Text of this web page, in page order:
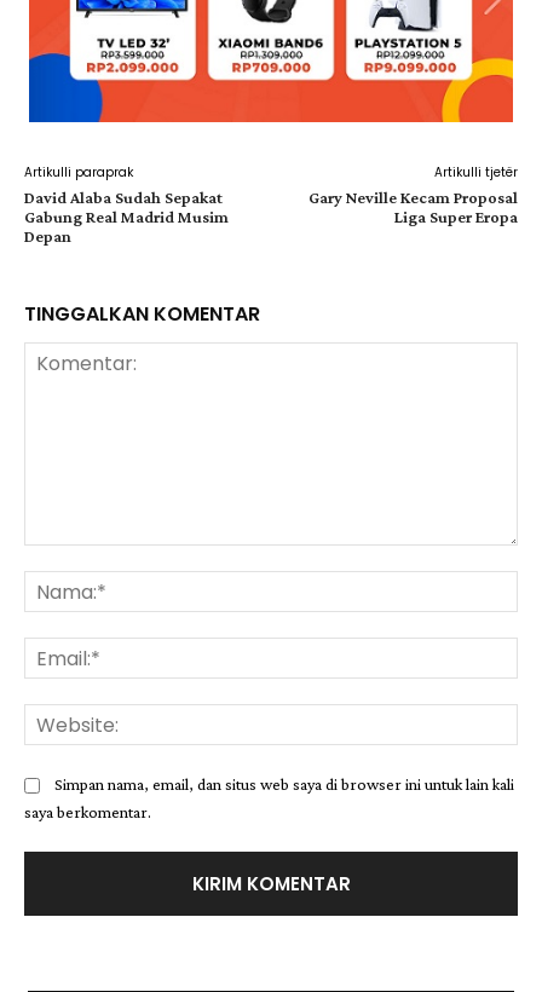
Artikulli paraprak
David Alaba Sudah Sepakat
Gabung Real Madrid Musim
Depan
Artikulli tjetër
Gary Neville Kecam Proposal
Liga Super Eropa
TINGGALKAN KOMENTAR
Simpan nama, email, dan situs web saya di browser ini untuk lain kali
saya berkomentar.